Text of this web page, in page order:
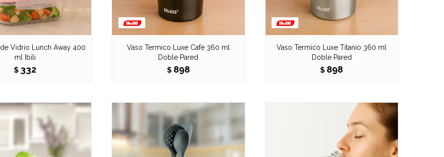
Vidrio Lunch Away 400
ml Ibili
$ 332
Vaso Termico Luxe Cafe 360 ml
Doble Pared
$ 898
Vaso Termico Luxe Titanio 360 ml
Doble Pared
$ 898